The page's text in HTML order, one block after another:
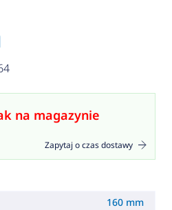
na magazynie
Zapytaj o czas dostawy
160 mm